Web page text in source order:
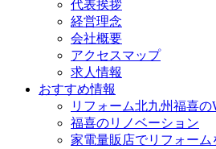
代表挨拶
経営理念
会社概要
アクセスマップ
求人情報
おすすめ情報
リフォーム北九州福喜の
福喜のリノベーション
家電量販店でリフォー